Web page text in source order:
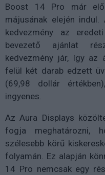
Boost 14 Pro már
májusának elején
kedvezmény az
bevezető ajánlat
kedvezmény jár, így az
felül két darab edzett
(69,98 dollár
ingyenes.
Az Aura Displays
fogja meghatározni,
szélesebb körű
folyamán. Ez alapján
14 Pro nemcsak egy